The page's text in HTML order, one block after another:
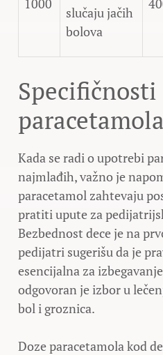
slučaju jačih
bolova
Kada se radi o upotrebi
najmlađih, važno je
paracetamol zahtevaju
pratiti upute za
Bezbednost dece je na
pedijatri sugerišu da je
esencijalna za
odgovoran je izbor u
bol i groznica.
Doze paracetamola kod